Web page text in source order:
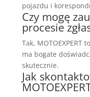
pojazdu i
Czy mogę
procesie
Tak,
ma bogate
skutecznie.
Jak